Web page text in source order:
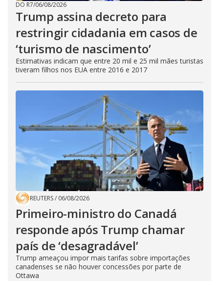
DO R7/06/08/2026
Trump assina decreto para
restringir cidadania em casos de
‘turismo de nascimento’
Estimativas indicam que entre 20 mil e 25 mil mães turistas
tiveram filhos nos EUA entre 2016 e 2017
REUTERS/ 06/08/2026
Primeiro-ministro do Canadá
responde após Trump chamar
país de ‘desagradável’
Trump ameaçou impor mais tarifas sobre importações
canadenses se não houver concessões por parte de
Ottawa